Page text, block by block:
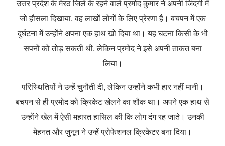
उत्तर प्रदेश के मेरठ जिले के रहने वाले प्रमोद कुमार ने अपनी जिंदगी में
जो हौसला दिखाया, वह लाखों लोगों के लिए प्रेरणा है। बचपन में एक
दुर्घटना में उन्होंने अपना एक हाथ खो दिया था। यह घटना किसी के भी
सपनों को तोड़ सकती थी, लेकिन प्रमोद ने इसे अपनी ताकत बना
लिया।
परिस्थितियों ने उन्हें चुनौती दी, लेकिन उन्होंने कभी हार नहीं मानी।
बचपन से ही प्रमोद को क्रिकेट खेलने का शौक था। अपने एक हाथ से
उन्होंने खेल में ऐसी महारत हासिल की कि लोग दंग रह जाते। उनकी
मेहनत और जुनून ने उन्हें प्रोफेशनल क्रिकेटर बना दिया।